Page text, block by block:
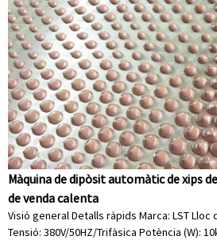
Màquina de dipòsit automàtic de xips
de venda calenta
Visió general Detalls ràpids Marca: LST Lloc
Tensió: 380V/50HZ/Trifàsica Potència (W):